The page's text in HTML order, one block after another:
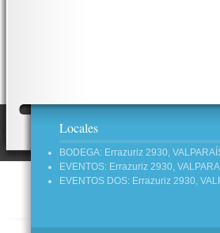
Locales
BODEGA: Errazuriz 2930,
EVENTOS: Errazuriz 2930,
EVENTOS DOS: Errazuriz 2930,